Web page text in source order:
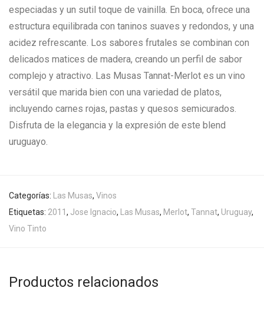
especiadas y un sutil toque de vainilla. En boca, ofrece una
estructura equilibrada con taninos suaves y redondos, y una
acidez refrescante. Los sabores frutales se combinan con
delicados matices de madera, creando un perfil de sabor
complejo y atractivo. Las Musas Tannat-Merlot es un vino
versátil que marida bien con una variedad de platos,
incluyendo carnes rojas, pastas y quesos semicurados.
Disfruta de la elegancia y la expresión de este blend
uruguayo.
Categorías: Las Musas, Vinos
Etiquetas: 2011 , Jose Ignacio, Las Musas, Merlot, Tannat, Uruguay,
Vino Tinto
Productos relacionados